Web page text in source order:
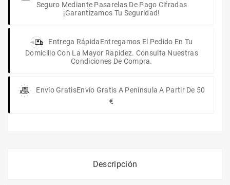
Seguro Mediante Pasarelas De Pago Cifradas
¡Garantizamos Tu Seguridad!
Entrega RápidaEntregamos El Pedido En Tu
Domicilio Con La Mayor Rapidez. Consulta Nuestras
Condiciones De Compra.
Envío GratisEnvío Gratis A Península A Partir De 50
€
Descripción